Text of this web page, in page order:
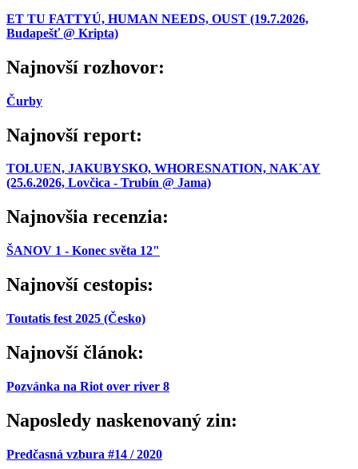
ET TU FATTYÚ, HUMAN NEEDS, OUST (19.7.2026,
Budapešť @ Kripta)
Najnovší rozhovor:
Čurby
Najnovší report:
TOLUEN, JAKUBYSKO, WHORESNATION, NAK´AY
(25.6.2026, Lovčica - Trubín @ Jama)
Najnovšia recenzia:
ŠANOV 1 - Konec světa 12"
Najnovší cestopis:
Toutatis fest 2025 (Česko)
Najnovší článok:
Pozvánka na Riot over river 8
Naposledy naskenovaný zin:
Predčasná vzbura #14 / 2020